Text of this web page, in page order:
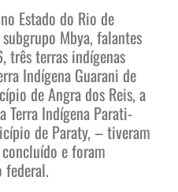
Estado do Rio de
Mbya, falantes
três terras indígenas
Indígena Guarani de
de Angra dos Reis, a
Terra Indígena Parati-
de Paraty, – tiveram
e foram
federal.